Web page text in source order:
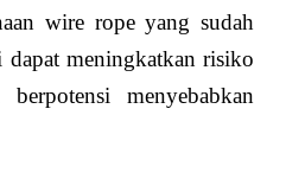
wire rope yang sudah
dapat meningkatkan risiko
menyebabkan